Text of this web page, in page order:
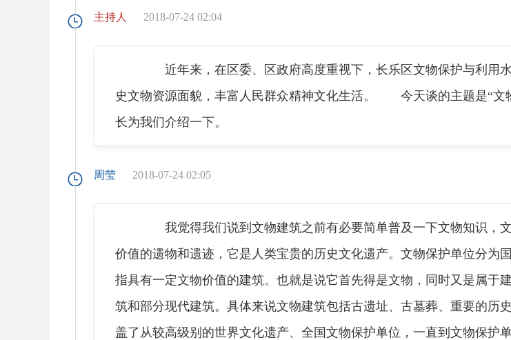
主持人 2018-07-24 02:04
近年来，在区委、区政府高度重视下，长乐区文物保护与利用
史文物资源面貌，丰富人民群众精神文化生活。 今天谈的主题是“文
长为我们介绍一下。
周莹 2018-07-24 02:05
我觉得我们说到文物建筑之前有必要简单普及一下文物知识，
价值的遗物和遗迹，它是人类宝贵的历史文化遗产。文物保护单位分为
指具有一定文物价值的建筑。也就是说它首先得是文物，同时又是属于
筑和部分现代建筑。具体来说文物建筑包括古遗址、古墓葬、重要的历
盖了从较高级别的世界文化遗产、全国文物保护单位，一直到文物保护